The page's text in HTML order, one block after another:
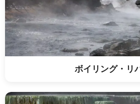
ボイリング・リ